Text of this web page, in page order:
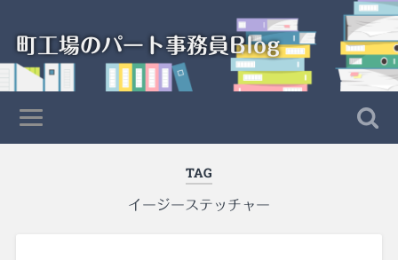
町工場のパート事務員Blog
TAG
イージーステッチャー